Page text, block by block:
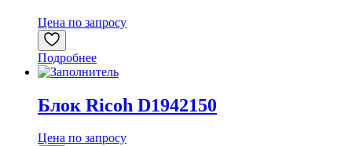
Цена по запросу
Подробнее
Блок Ricoh D1942150
Цена по запросу